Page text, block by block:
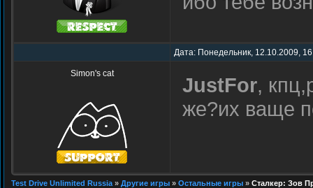
Дата: Понедельник, 12.10.2009,
Simon's cat JustFor,
же?их ваще
Test Drive Unlimited Russia » Другие игры » Остальные игры » Сталкер: Зов